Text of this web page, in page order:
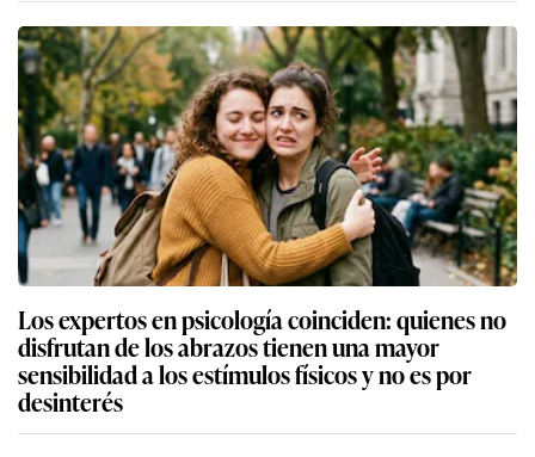
Los expertos en psicología coinciden: quienes no
disfrutan de los abrazos tienen una mayor
sensibilidad a los estímulos físicos y no es por
desinterés